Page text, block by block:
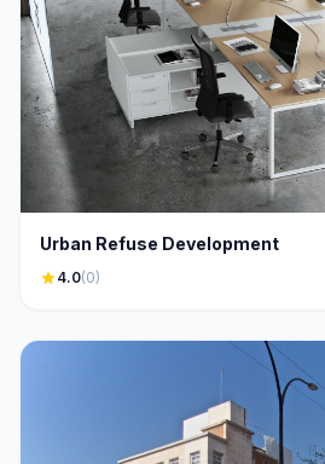
Urban Refuse Development
star4.0(0)